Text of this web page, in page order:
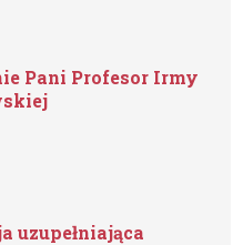
Pani Profesor Irmy
uzupełniająca